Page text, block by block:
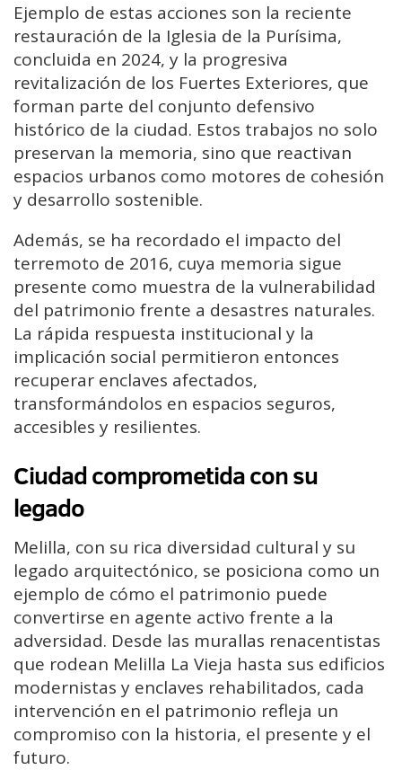
Ejemplo de estas acciones son la reciente
restauración de la Iglesia de la Purísima,
concluida en 2024, y la progresiva
revitalización de los Fuertes Exteriores, que
forman parte del conjunto defensivo
histórico de la ciudad. Estos trabajos no solo
preservan la memoria, sino que reactivan
espacios urbanos como motores de cohesión
y desarrollo sostenible.
Además, se ha recordado el impacto del
terremoto de 2016, cuya memoria sigue
presente como muestra de la vulnerabilidad
del patrimonio frente a desastres naturales.
La rápida respuesta institucional y la
implicación social permitieron entonces
recuperar enclaves afectados,
transformándolos en espacios seguros,
accesibles y resilientes.
Ciudad comprometida con su
legado
Melilla, con su rica diversidad cultural y su
legado arquitectónico, se posiciona como un
ejemplo de cómo el patrimonio puede
convertirse en agente activo frente a la
adversidad. Desde las murallas renacentistas
que rodean Melilla La Vieja hasta sus edificios
modernistas y enclaves rehabilitados, cada
intervención en el patrimonio refleja un
compromiso con la historia, el presente y el
futuro.